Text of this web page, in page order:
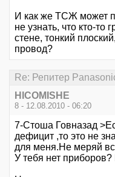
И как же ТСЖ может
не узнать, что кто-то
стене, тонкий
провод?
Re: Репитер
HICOMISHE
8 - 12.08.2010 - 06:20
7-Стоша Говназад
дефицит ,то это не
для меня.Не меряй
У тебя нет